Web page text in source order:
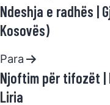
Ndeshja e radhës |
Kosovës)
Para
Njoftim për tifozët |
Liria